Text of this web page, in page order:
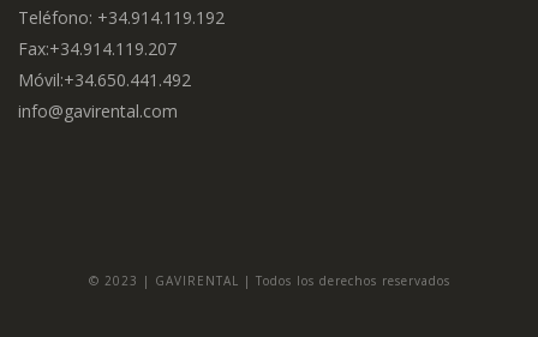
Teléfono: +34.914.119.192
Fax:+34.914.119.207
Móvil:+34.650.441.492
info@gavirental.com
© 2023 | GAVIRENTAL | Todos los derechos reservados